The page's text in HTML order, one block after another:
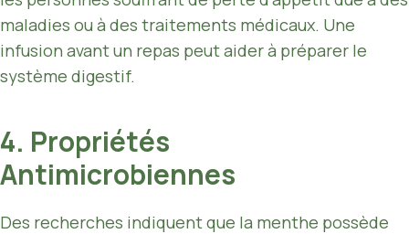
maladies ou à des traitements médicaux. Une
infusion avant un repas peut aider à préparer le
système digestif.
4. Propriétés
Antimicrobiennes
Des recherches indiquent que la menthe possède